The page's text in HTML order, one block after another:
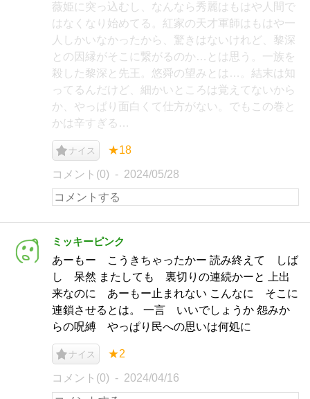
薇姫に突っ込むし、なんなら秀麗はもはや人間で
はなくなり始めてる。紅家の天才軍師はもはや一
人しかいなかったから、驚きはないけれど、黎深
との因縁がそこに繋がるのか…とは思う。一族を
殺した黎深と先王。悠舜の望みとは…。結末は知
ってるんだけど、細かいところは覚えてないから
か、やっぱり面白くて仕方がない。でもこの巻と
かは辛すぎる…
ナイス ★18
コメント(0) 2024/05/28
ミッキーピンク
あーもー こうきちゃったかー 読み終えて しば
し 呆然 またしても 裏切りの連続かーと 上出
来なのに あーもー止まれない こんなに そこに
連鎖させるとは。 一言 いいでしょうか 怨みか
らの呪縛 やっぱり民への思いは何処に
ナイス ★2
コメント(0) 2024/04/16